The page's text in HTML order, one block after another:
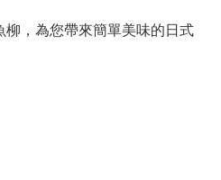
柳，為您帶來簡單美味的日式